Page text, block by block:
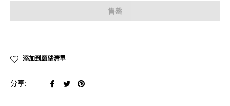
售罄
添加到願望清單
分享:
在
在 在